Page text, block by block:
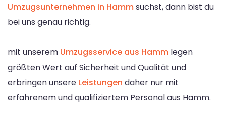
Umzugsunternehmen in Hammsuchst, dann bist du
bei uns genau richtig.
mit unserem Umzugsservice aus Hamm legen
größten Wert auf Sicherheit und Qualität und
erbringen unsere Leistungen daher nur mit
erfahrenem und qualifiziertem Personal aus Hamm.